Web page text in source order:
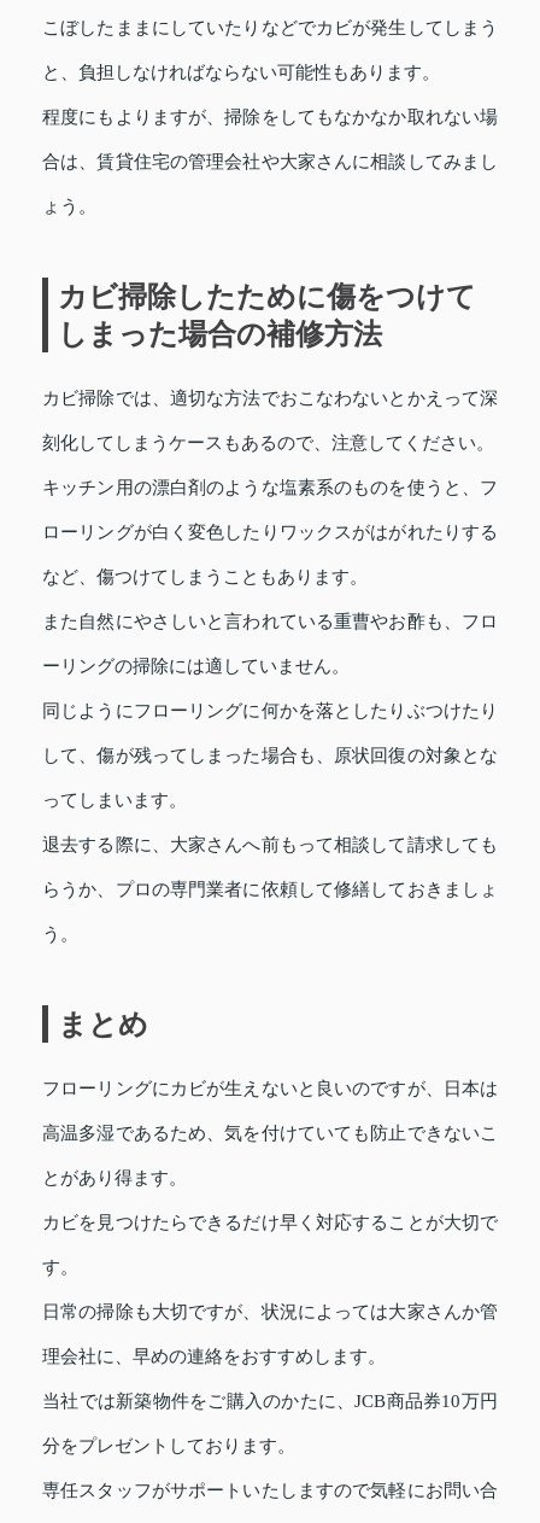
こぼしたままにしていたりなどでカビが発生してしまう
と、負担しなければならない可能性もあります。
程度にもよりますが、掃除をしてもなかなか取れない場
合は、賃貸住宅の管理会社や大家さんに相談してみまし
ょう。
カビ掃除したために傷をつけて
しまった場合の補修方法
カビ掃除では、適切な方法でおこなわないとかえって深
刻化してしまうケースもあるので、注意してください。
キッチン用の漂白剤のような塩素系のものを使うと、フ
ローリングが白く変色したりワックスがはがれたりする
など、傷つけてしまうこともあります。
また自然にやさしいと言われている重曹やお酢も、フロ
ーリングの掃除には適していません。
同じようにフローリングに何かを落としたりぶつけたり
して、傷が残ってしまった場合も、原状回復の対象とな
ってしまいます。
退去する際に、大家さんへ前もって相談して請求しても
らうか、プロの専門業者に依頼して修繕しておきましょ
う。
まとめ
フローリングにカビが生えないと良いのですが、日本は
高温多湿であるため、気を付けていても防止できないこ
とがあり得ます。
カビを見つけたらできるだけ早く対応することが大切で
す。
日常の掃除も大切ですが、状況によっては大家さんか管
理会社に、早めの連絡をおすすめします。
当社では新築物件をご購入のかたに、JCB商品券10万円
分をプレゼントしております。
専任スタッフがサポートいたしますので気軽にお問い合